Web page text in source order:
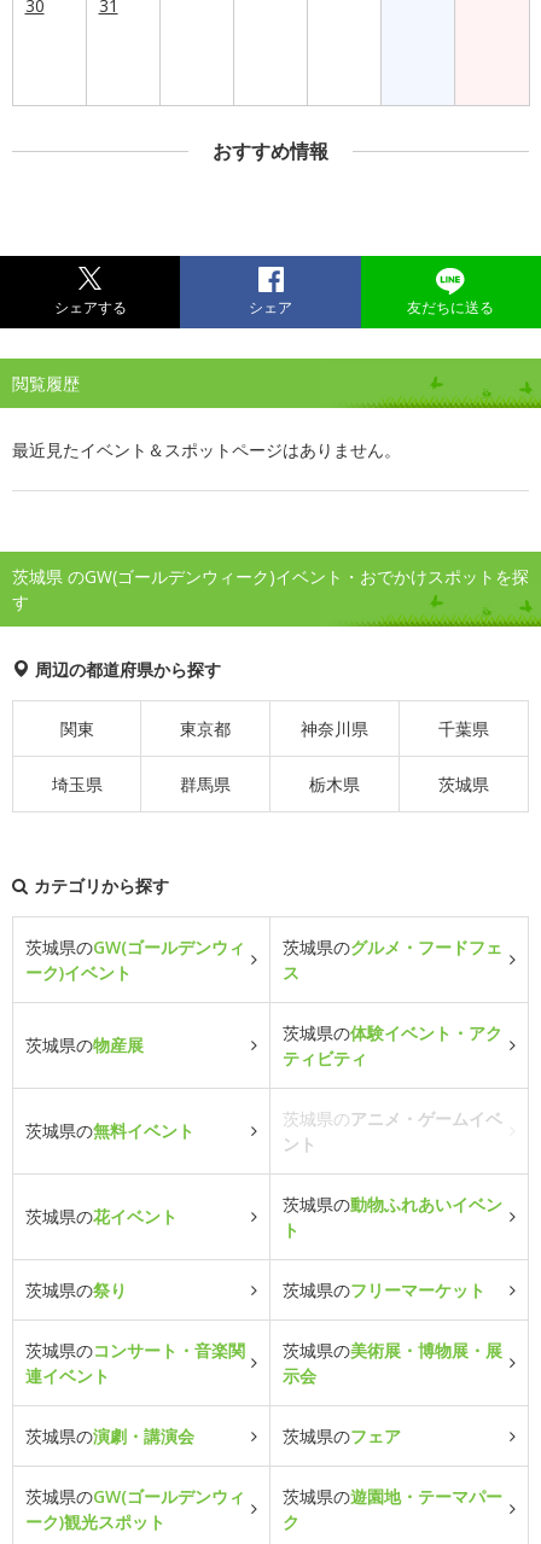
30 31
おすすめ情報
シェアする シェア 友だちに送る
閲覧履歴
最近見たイベント＆スポットページはありません。
茨城県 のGW(ゴールデンウィーク)イベント・おでかけスポットを探
す
周辺の都道府県から探す
関東 東京都 神奈川県 千葉県
埼玉県 群馬県 栃木県 茨城県
カテゴリから探す
茨城県のGW(ゴールデンウィ
ーク)イベント
茨城県のグルメ・フードフェ
ス
茨城県の物産展
茨城県の体験イベント・アク
ティビティ
茨城県の無料イベント
茨城県のアニメ・ゲームイベ
ント
茨城県の花イベント
茨城県の動物ふれあいイベン
ト
茨城県の祭り 茨城県のフリーマーケット
茨城県のコンサート・音楽関
連イベント
茨城県の美術展・博物展・展
示会
茨城県の演劇・講演会 茨城県のフェア
茨城県のGW(ゴールデンウィ
ーク)観光スポット
茨城県の遊園地・テーマパー
ク